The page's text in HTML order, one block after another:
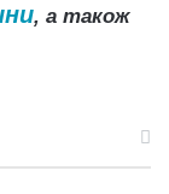
, а також